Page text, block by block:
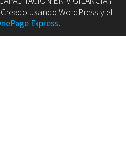
Creado usando WordPress y el
Express.